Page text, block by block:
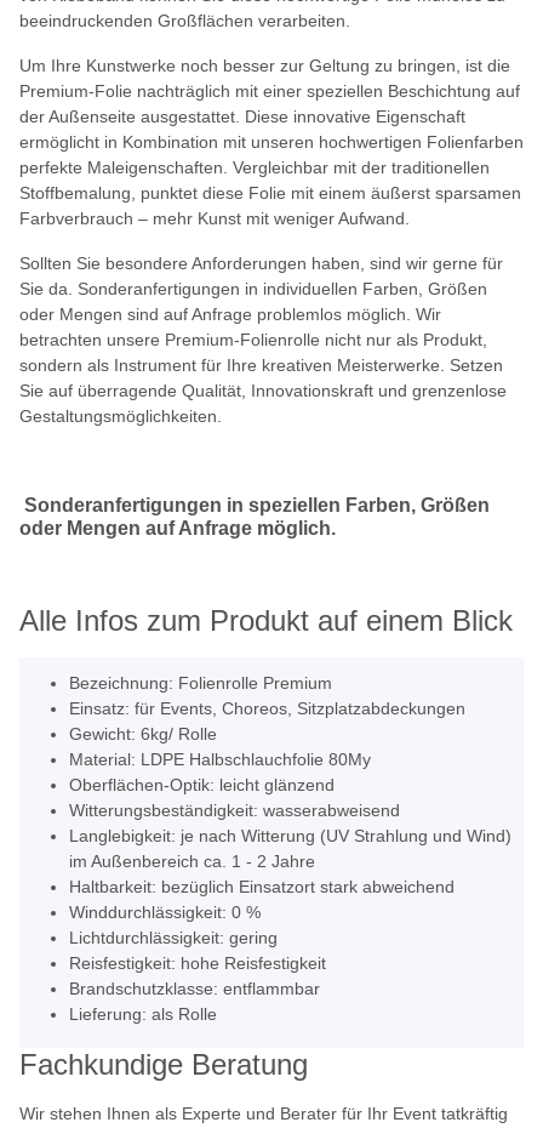
beeindruckenden Großflächen verarbeiten.
Um Ihre Kunstwerke noch besser zur Geltung zu bringen, ist die
Premium-Folie nachträglich mit einer speziellen Beschichtung auf
der Außenseite ausgestattet. Diese innovative Eigenschaft
ermöglicht in Kombination mit unseren hochwertigen Folienfarben
perfekte Maleigenschaften. Vergleichbar mit der traditionellen
Stoffbemalung, punktet diese Folie mit einem äußerst sparsamen
Farbverbrauch – mehr Kunst mit weniger Aufwand.
Sollten Sie besondere Anforderungen haben, sind wir gerne für
Sie da. Sonderanfertigungen in individuellen Farben, Größen
oder Mengen sind auf Anfrage problemlos möglich. Wir
betrachten unsere Premium-Folienrolle nicht nur als Produkt,
sondern als Instrument für Ihre kreativen Meisterwerke. Setzen
Sie auf überragende Qualität, Innovationskraft und grenzenlose
Gestaltungsmöglichkeiten.
Sonderanfertigungen in speziellen Farben, Größen
oder Mengen auf Anfrage möglich.
Alle Infos zum Produkt auf einem Blick
Bezeichnung: Folienrolle Premium
Einsatz: für Events, Choreos, Sitzplatzabdeckungen
Gewicht: 6kg/ Rolle
Material: LDPE Halbschlauchfolie 80My
Oberflächen-Optik: leicht glänzend
Witterungsbeständigkeit: wasserabweisend
Langlebigkeit: je nach Witterung (UV Strahlung und Wind)
im Außenbereich ca. 1 - 2 Jahre
Haltbarkeit: bezüglich Einsatzort stark abweichend
Winddurchlässigkeit: 0 %
Lichtdurchlässigkeit: gering
Reisfestigkeit: hohe Reisfestigkeit
Brandschutzklasse: entflammbar
Lieferung: als Rolle
Fachkundige Beratung
Wir stehen Ihnen als Experte und Berater für Ihr Event tatkräftig